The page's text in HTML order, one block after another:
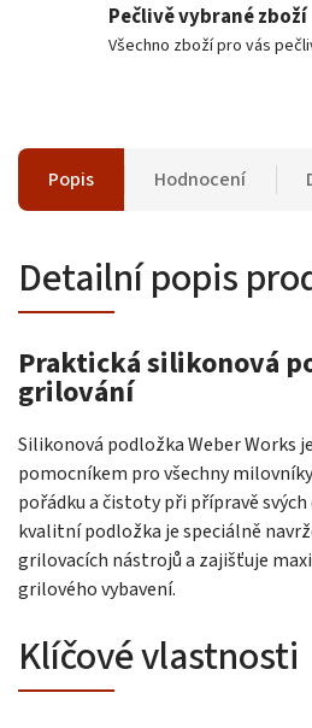
Pečlivě vybrané zboží
Všechno zboží pro vás
Popis Hodnocení
Detailní popis
Praktická silikonová
grilování
Silikonová podložka Weber Works
pomocníkem pro všechny
pořádku a čistoty při přípravě
kvalitní podložka je speciálně
grilovacích nástrojů a zajišťuje
grilového vybavení.
Klíčové vlastnosti